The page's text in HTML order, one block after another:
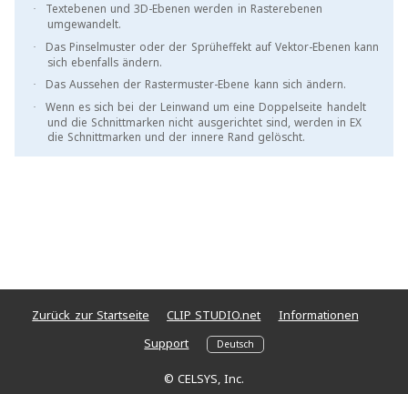
·
Textebenen und 3D-Ebenen werden in Rasterebenen
umgewandelt.
·
Das Pinselmuster oder der Sprüheffekt auf Vektor-Ebenen kann
sich ebenfalls ändern.
· Das Aussehen der Rastermuster-Ebene kann sich ändern.
·
Wenn es sich bei der Leinwand um eine Doppelseite handelt
und die Schnittmarken nicht ausgerichtet sind, werden in EX
die Schnittmarken und der innere Rand gelöscht.
Zurück zur Startseite CLIP STUDIO.net
Informationen
Support
© CELSYS, Inc.